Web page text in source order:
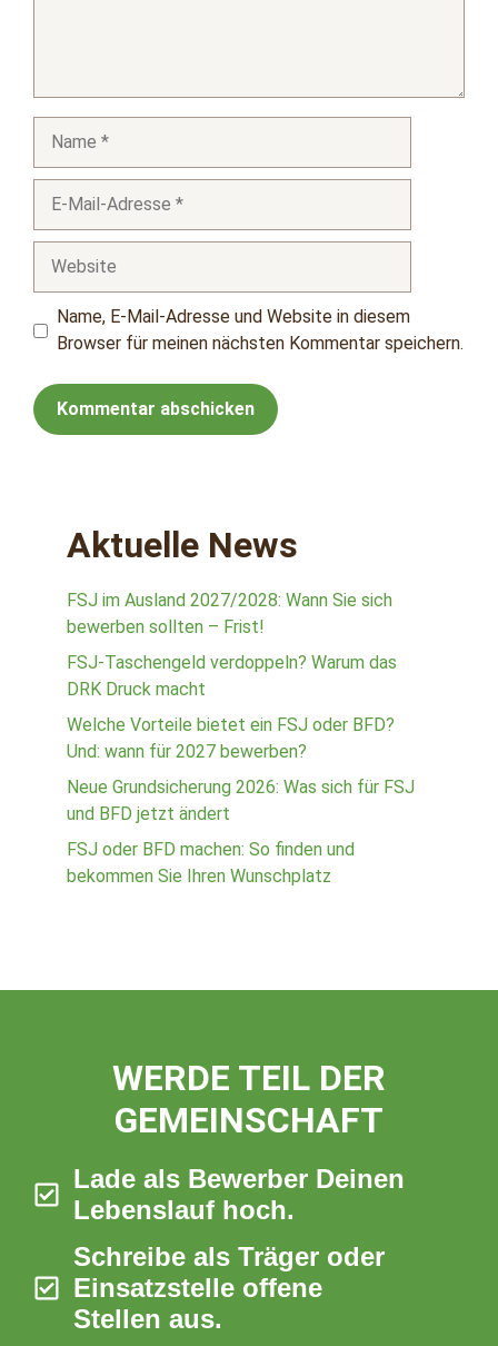
Adresse
Name, E-Mail-Adresse und Website in diesem
Browser für meinen nächsten Kommentar speichern.
Aktuelle News
FSJ im Ausland 2027/2028: Wann Sie sich
bewerben sollten – Frist!
FSJ-Taschengeld verdoppeln? Warum das
DRK Druck macht
Welche Vorteile bietet ein FSJ oder BFD?
Und: wann für 2027 bewerben?
Neue Grundsicherung 2026: Was sich für FSJ
und BFD jetzt ändert
FSJ oder BFD machen: So finden und
bekommen Sie Ihren Wunschplatz
WERDE TEIL DER
GEMEINSCHAFT
Lade als Bewerber Deinen
Lebenslauf hoch.
Schreibe als Träger oder
Einsatzstelle offene
Stellen aus.